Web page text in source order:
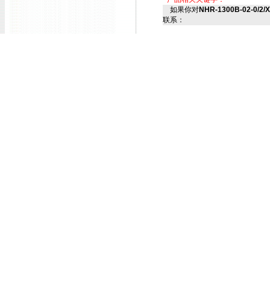
如果你对NHR-1300B-02-0/2/
联系：